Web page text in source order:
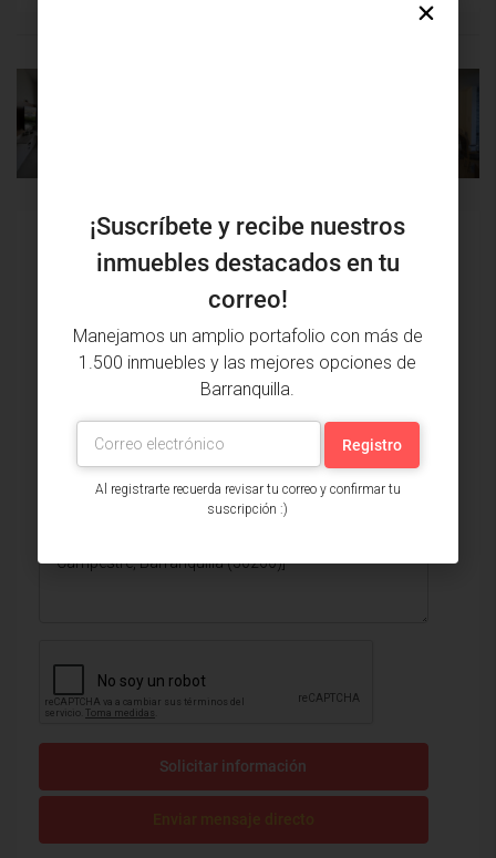
Issa Saieh Inmobiliaria
Ver listados
Solicitar información
¡Suscríbete y recibe nuestros
inmuebles destacados en tu
correo!
Manejamos un amplio portafolio con más de
1.500 inmuebles y las mejores opciones de
Barranquilla.
Al registrarte recuerda revisar tu correo y confirmar tu
suscripción :)